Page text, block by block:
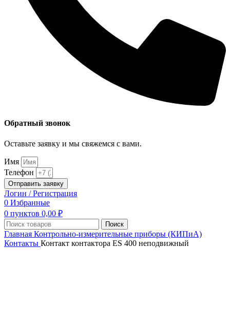
Обратный звонок
Оставьте заявку и мы свяжемся с вами.
Имя
Телефон
Отправить заявку
Логин / Регистрация
0 Избранные
0 пунктов 0,00 ₽
Поиск
Главная Контрольно-измерительные приборы (КИПиА)
Контакты Контакт контактора ES 400 неподвижный